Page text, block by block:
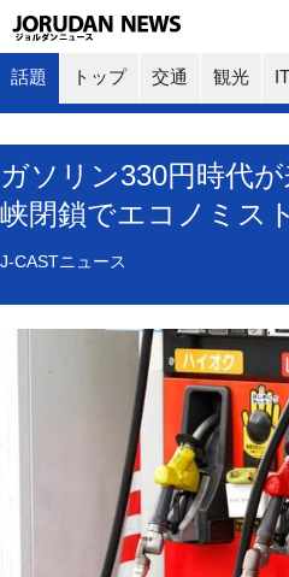
話題 トップ 交通 観光 IT
ガソリン330円時代
峡閉鎖でエコノミス
J-CASTニュース